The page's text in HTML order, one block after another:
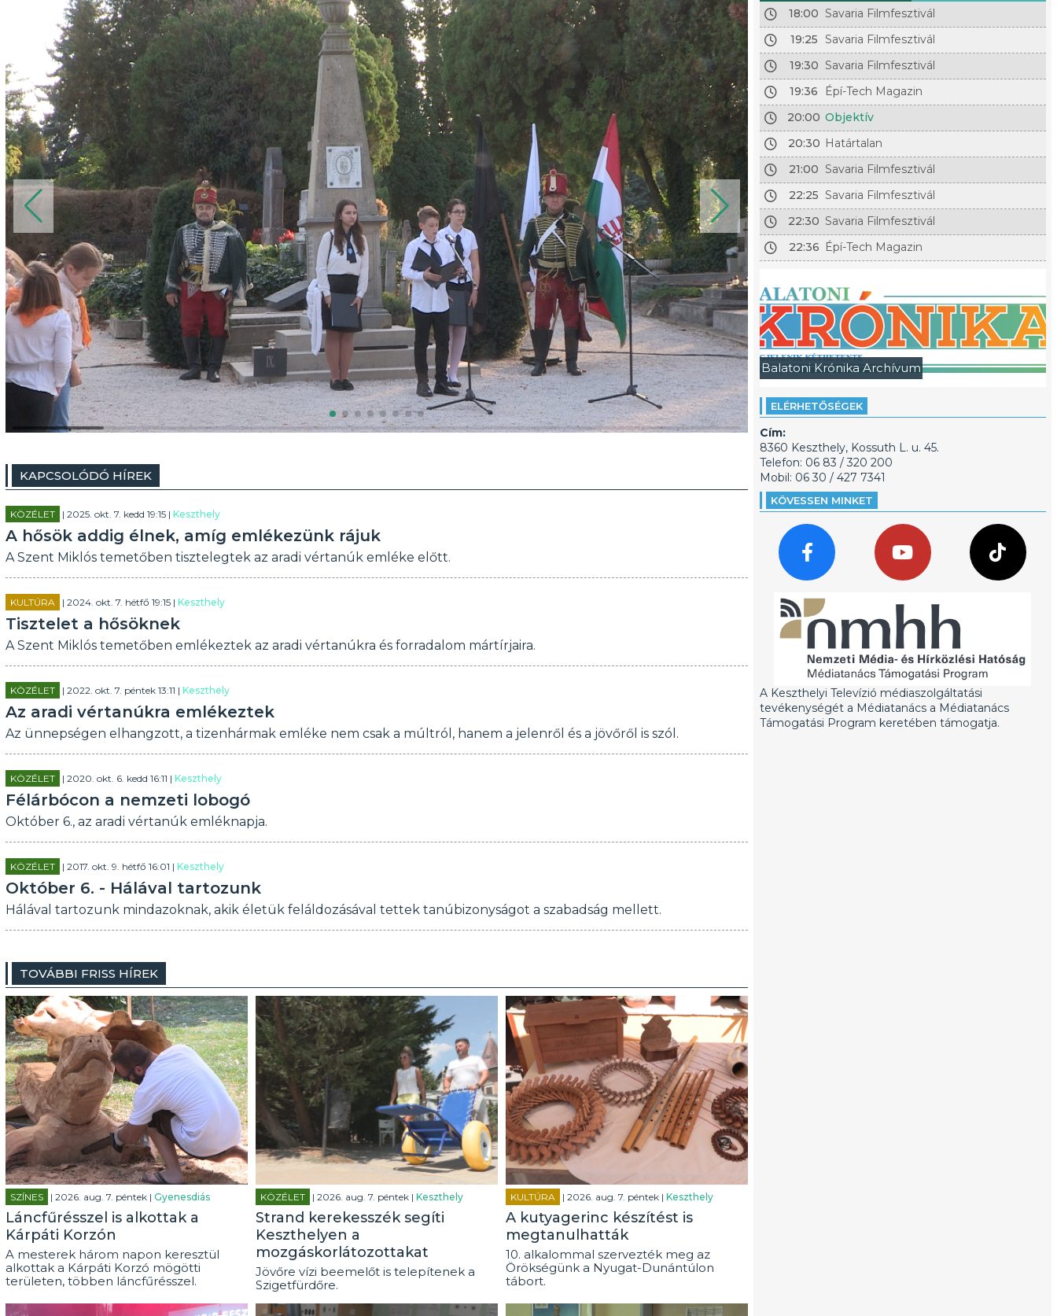
KAPCSOLÓDÓ HÍREK
KÖZÉLET | 2025. okt. 7. kedd 19:15 | Keszthely
A hősök addig élnek, amíg emlékezünk rájuk
A Szent Miklós temetőben tisztelegtek az aradi vértanúk emléke előtt.
KULTÚRA | 2024. okt. 7. hétfő 19:15 | Keszthely
Tisztelet a hősöknek
A Szent Miklós temetőben emlékeztek az aradi vértanúkra és forradalom mártírjaira.
KÖZÉLET | 2022. okt. 7. péntek 13:11 | Keszthely
Az aradi vértanúkra emlékeztek
Az ünnepségen elhangzott, a tizenhármak emléke nem csak a múltról, hanem a jelenről és a jövőről is szól.
KÖZÉLET | 2020. okt. 6. kedd 16:11 | Keszthely
Félárbócon a nemzeti lobogó
Október 6., az aradi vértanúk emléknapja.
KÖZÉLET | 2017. okt. 9. hétfő 16:01 | Keszthely
Október 6. - Hálával tartozunk
Hálával tartozunk mindazoknak, akik életük feláldozásával tettek tanúbizonyságot a szabadság mellett.
TOVÁBBI FRISS HÍREK
SZÍNES | 2026. aug. 7. péntek | Gyenesdiás
Láncfűrésszel is alkottak a
Kárpáti Korzón
A mesterek három napon keresztül
alkottak a Kárpáti Korzó mögötti
területen, többen láncfűrésszel.
KÖZÉLET | 2026. aug. 7. péntek | Keszthely
Strand kerekesszék segíti
Keszthelyen a
mozgáskorlátozottakat
Jövőre vízi beemelőt is telepítenek a
Szigetfürdőre.
KULTÚRA | 2026. aug. 7. péntek | Keszthely
A kutyagerinc készítést is
megtanulhatták
10. alkalommal szervezték meg az
Örökségünk a Nyugat-Dunántúlon
tábort.
18:00 Savaria Filmfesztivál
19:25 Savaria Filmfesztivál
19:30 Savaria Filmfesztivál
19:36
Épí-Tech Magazin
20:00 Objektív
20:30 Határtalan
21:00 Savaria Filmfesztivál
22:25 Savaria Filmfesztivál
22:30 Savaria Filmfesztivál
22:36 Épí-Tech Magazin
Balatoni Krónika Archívum
ELÉRHETŐSÉGEK
Cím:
8360 Keszthely, Kossuth L. u. 45.
Telefon: 06 83 / 320 200
Mobil: 06 30 / 427 7341
KÖVESSEN MINKET
A Keszthelyi Televízió médiaszolgáltatási
tevékenységét a Médiatanács a Médiatanács
Támogatási Program keretében támogatja.